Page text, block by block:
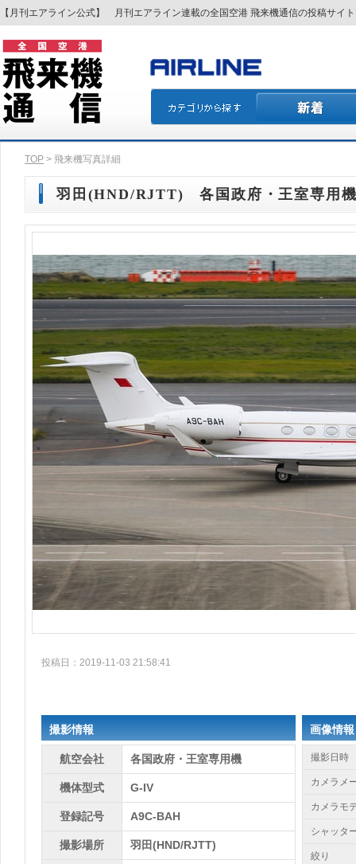
【月刊エアライン公式】 月刊エアライン連載の全国空港 飛来機通信の投稿サイ
TOP > 飛来機写真詳細
羽田(HND/RJTT) 各国政府・王室専用
投稿日：2019-11-03 21:58:41
撮影情報
航空会社 各国政府・王室専用機
機体型式 G-IV
登録記号 A9C-BAH
撮影場所 羽田(HND/RJTT)
画像情報
撮影日時
カメラメ
カメラモ
シャッタ
絞り